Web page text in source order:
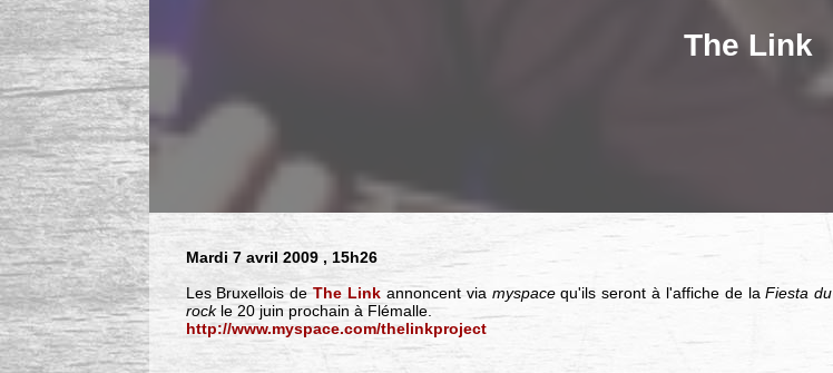
The Link
Mardi 7 avril 2009 , 15h26
Les Bruxellois deThe Link annoncent via myspacequ'ils seront à l'affiche de laFiesta du
rockle 20 juin prochain à Flémalle.
http://www.myspace.com/thelinkproject